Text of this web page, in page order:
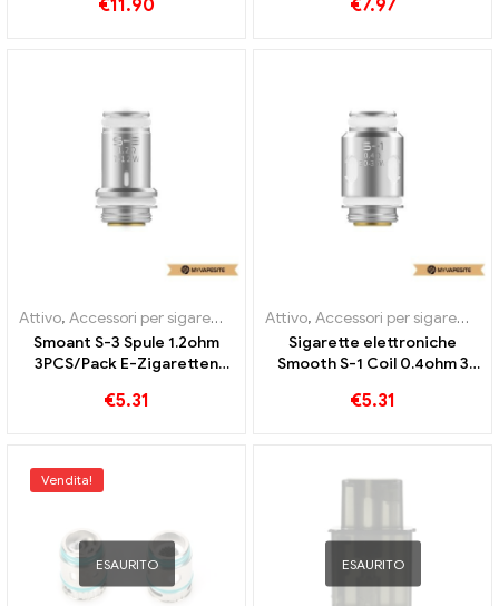
all'ingrosso丨Personalizzato
€11.90 Personalizzato
€7.97
Attivo, Accessori per sigarette elettroniche ,Evaporatore
Smoant S-3 Spule 1.2ohm
3PCS/Pack E-Zigaretten
Custom
€5.31
Attivo, Accessori per sigarette elettroniche
Sigarette elettroniche
Smooth S-1 Coil 0.4ohm 3
Personalizzato
€5.31
Vendita!
ESAURITO ESAURITO